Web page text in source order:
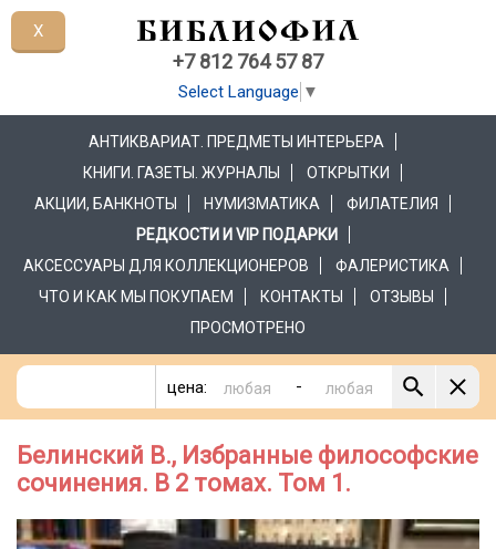
+7 812 764 57 87
Select Language ▼
АНТИКВАРИАТ. ПРЕДМЕТЫ ИНТЕРЬЕРА
КНИГИ. ГАЗЕТЫ. ЖУРНАЛЫ
ОТКРЫТКИ
АКЦИИ, БАНКНОТЫ
НУМИЗМАТИКА
ФИЛАТЕЛИЯ
РЕДКОСТИ И VIP ПОДАРКИ
АКСЕССУАРЫ ДЛЯ КОЛЛЕКЦИОНЕРОВ
ФАЛЕРИСТИКА
ЧТО И КАК МЫ ПОКУПАЕМ
КОНТАКТЫ
ОТЗЫВЫ
ПРОСМОТРЕНО
цена: -
Белинский В., Избранные философские
сочинения. В 2 томах. Том 1.
X